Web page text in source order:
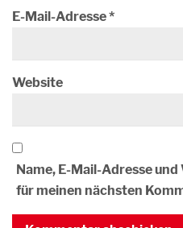
E-Mail-Adresse*
Website
Name, E-Mail-Adresse
für meinen nächsten